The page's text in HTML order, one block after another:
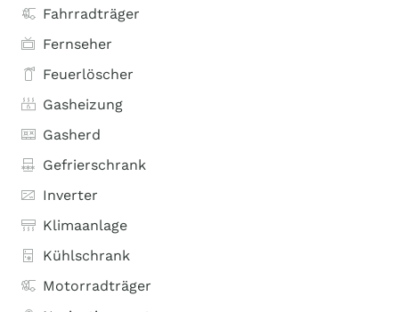
Fahrradträger
Fernseher
Feuerlöscher
Gasheizung
Gasherd
Gefrierschrank
Inverter
Klimaanlage
Kühlschrank
Motorradträger